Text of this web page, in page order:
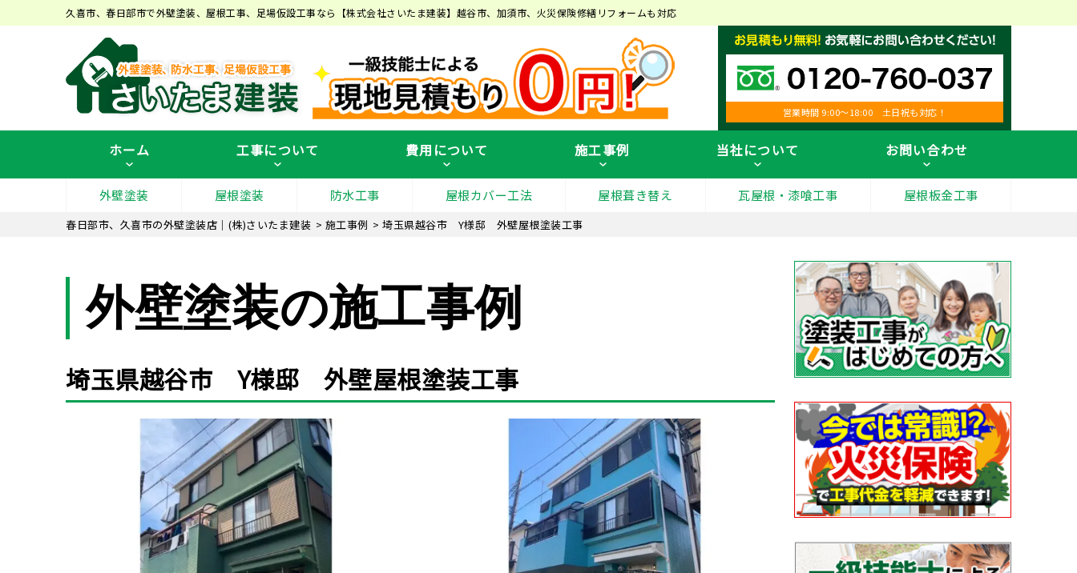
久喜市、春日部市で外壁塗装、屋根工事、足場仮設工事なら【株式会社さいたま建装】越谷市、加須市、火災保険修繕リフォームも対応
営業時間 9:00～18:00 土日祝も対応！
ホーム 工事について 費用について 施工事例 当社について お問い合わせ
外壁塗装 屋根塗装 防水工事 屋根カバー工法 屋根葺き替え 瓦屋根・漆喰工事 屋根板金工事
春日部市、久喜市の外壁塗装店｜(株)さいたま建装 > 施工事例 > 埼玉県越谷市 Y様邸 外壁屋根塗装工事
外壁塗装の施工事例
埼玉県越谷市 Y様邸 外壁屋根塗装工事